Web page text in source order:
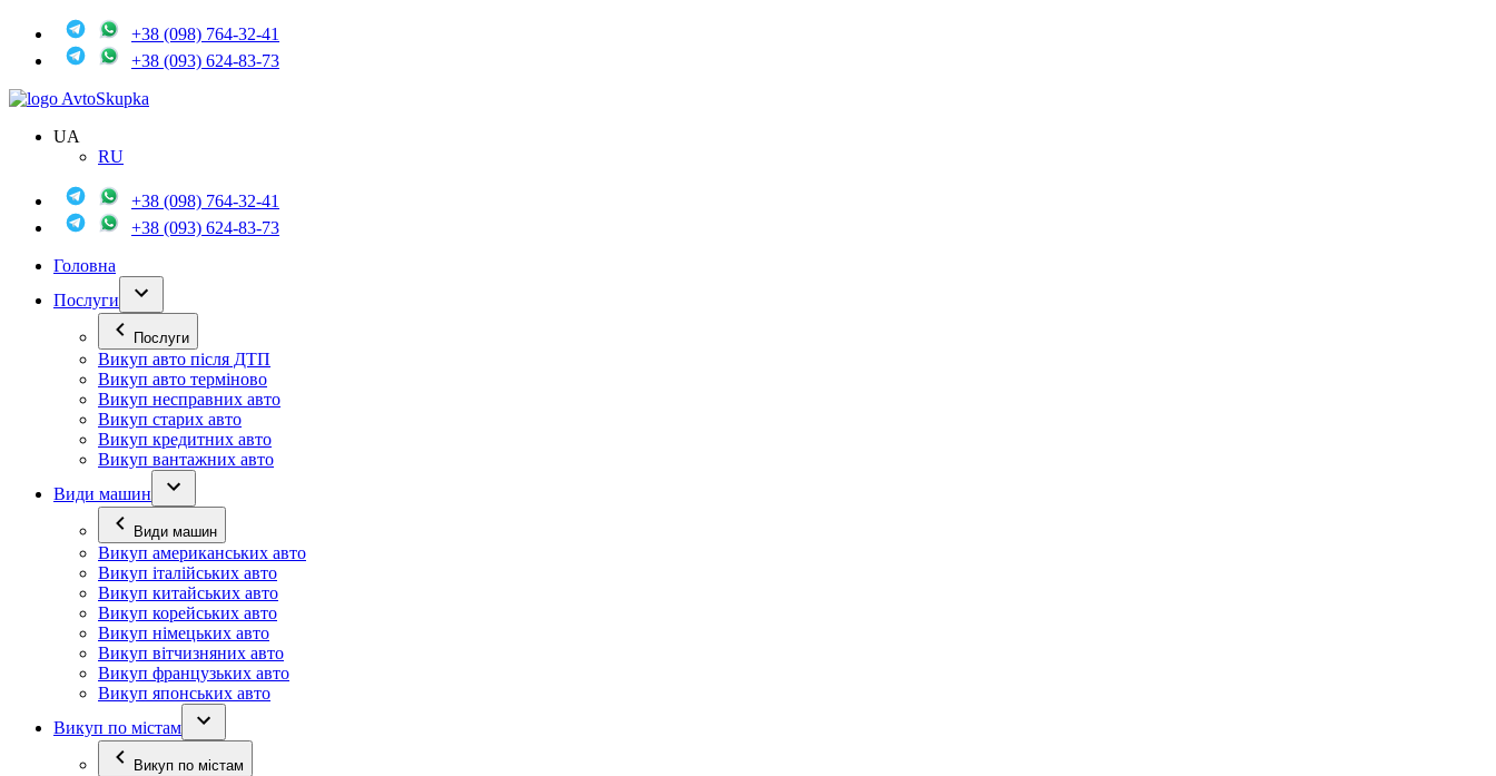
+38 (098) 764-32-41
+38 (093) 624-83-73
AvtoSkupka
UA
RU
+38 (098) 764-32-41
+38 (093) 624-83-73
Головна
Послуги
Послуги
Викуп авто після ДТП
Викуп авто терміново
Викуп несправних авто
Викуп старих авто
Викуп кредитних авто
Викуп вантажних авто
Види машин
Види машин
Викуп американських авто
Викуп італійських авто
Викуп китайських авто
Викуп корейських авто
Викуп німецьких авто
Викуп вітчизняних авто
Викуп французьких авто
Викуп японських авто
Викуп по містам
Викуп по містам